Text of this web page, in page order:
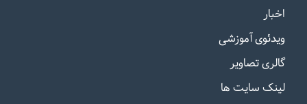
اخبار
ویدئوی آموزشی
گالری تصاویر
لینک سایت ها